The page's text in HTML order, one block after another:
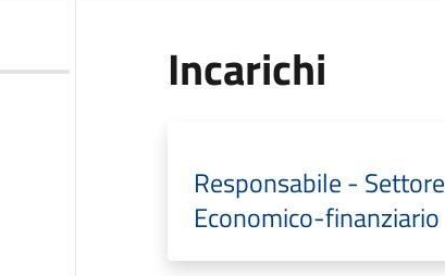
Incarichi
Responsabile - Settore
Economico-finanziario